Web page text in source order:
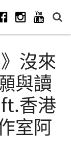
沒來
與讀
香港
室阿